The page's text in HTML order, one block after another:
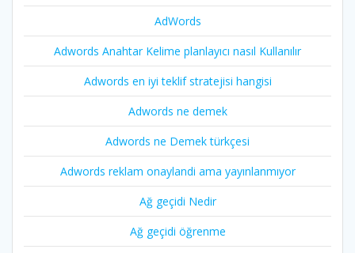
AdWords
Adwords Anahtar Kelime planlayıcı nasıl Kullanılır
Adwords en iyi teklif stratejisi hangisi
Adwords ne demek
Adwords ne Demek türkçesi
Adwords reklam onaylandi ama yayınlanmıyor
Ağ geçidi Nedir
Ağ geçidi öğrenme